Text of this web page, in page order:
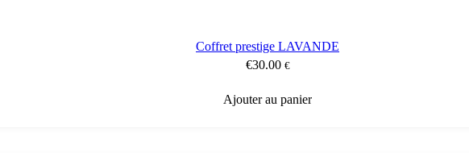
Coffret prestige LAVANDE
€30.00 €
Ajouter au panier